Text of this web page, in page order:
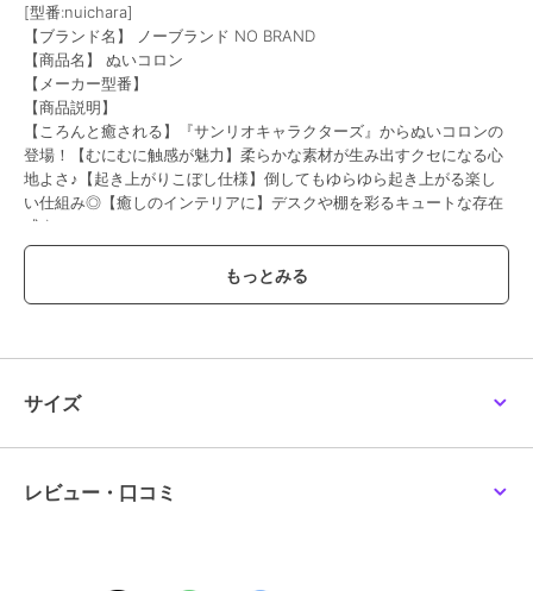
[型番:nuichara]
【ブランド名】 ノーブランド NO BRAND
【商品名】 ぬいコロン
【メーカー型番】
【商品説明】
【ころんと癒される】『サンリオキャラクターズ』からぬいコロンの
登場！【むにむに触感が魅力】柔らかな素材が生み出すクセになる心
地よさ♪【起き上がりこぼし仕様】倒してもゆらゆら起き上がる楽し
い仕組み◎【癒しのインテリアに】デスクや棚を彩るキュートな存在
感☆
【素材】
【生産国】 中国
※種類によって大きさが若干異なります。
※サイズは当店計測の実寸サイズです。実際の商品ならびにメーカー
【重量】
サイズ
レビュー・口コミ